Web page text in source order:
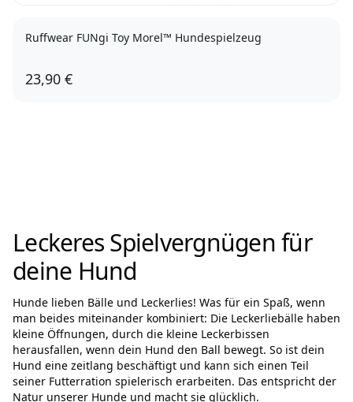
Ruffwear FUNgi Toy Morel™ Hundespielzeug
23,90 €
Leckeres Spielvergnügen für
deine Hund
Hunde lieben Bälle und Leckerlies! Was für ein Spaß, wenn
man beides miteinander kombiniert: Die Leckerliebälle haben
kleine Öffnungen, durch die kleine Leckerbissen
herausfallen, wenn dein Hund den Ball bewegt. So ist dein
Hund eine zeitlang beschäftigt und kann sich einen Teil
seiner Futterration spielerisch erarbeiten. Das entspricht der
Natur unserer Hunde und macht sie glücklich.